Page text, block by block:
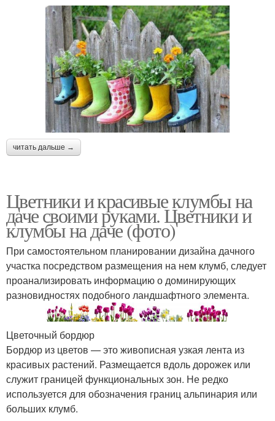
читать дальше →
Цветники и красивые клумбы на
даче своими руками. Цветники и
клумбы на даче (фото)
При самостоятельном планировании дизайна дачного
участка посредством размещения на нем клумб, следует
проанализировать информацию о доминирующих
разновидностях подобного ландшафтного элемента.
Цветочный бордюр
Бордюр из цветов — это живописная узкая лента из
красивых растений. Размещается вдоль дорожек или
служит границей функциональных зон. Не редко
используется для обозначения границ альпинария или
больших клумб.